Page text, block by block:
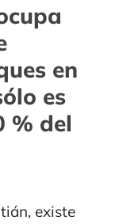
en
es
% del
existe